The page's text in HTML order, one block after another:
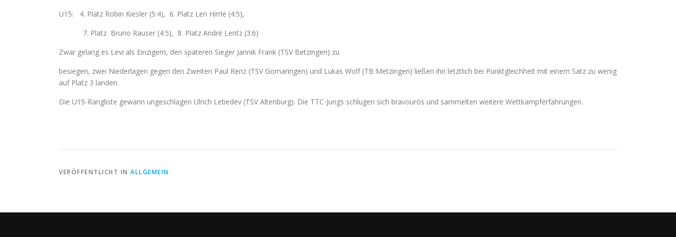
U15: 4. Platz Robin Kiesler (5:4), 6. Platz Len Hirrle (4:5),
7. Platz Bruno Rauser (4:5), 8. Platz André Lentz (3:6)
Zwar gelang es Levi als Einzigem, den späteren Sieger Jannik Frank (TSV Betzingen) zu
besiegen, zwei Niederlagen gegen den Zweiten Paul Renz (TSV Gomaringen) und Lukas Wolf (TB Metzingen) ließen ihn letztlich bei Punktgleichheit mit einem Satz zu wenig
auf Platz 3 landen.
Die U15-Rangliste gewann ungeschlagen Ulrich Lebedev (TSV Altenburg). Die TTC-Jungs schlugen sich bravourös und sammelten weitere Wettkampferfahrungen.
VERÖFFENTLICHT IN ALLGEMEIN